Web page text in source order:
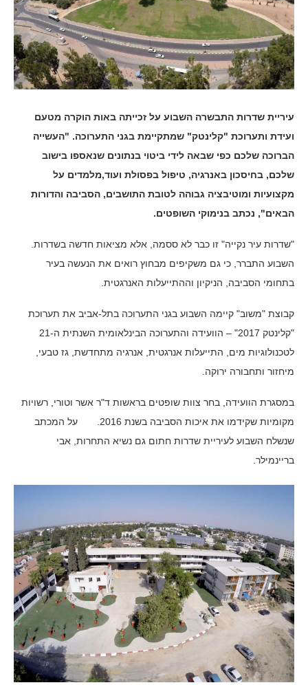
עיריית שדרות התבשרה השבוע על זכייתה באות הוקרה מטעם
ועידת ותערוכת "קלינטק" שמתקיימת בגני התערוכה. "העשייה
הברוכה שלכם כפי שבאה לידי ביטוי בנתונים שנאספו בישוב
שלכם, בחיסכון באנרגיה, טיפול בפסולת ועוד,מלמדים על
מקצועיות ומוטיבציה גבוהה לטובת התושבים, הסביבה והדורות
הבאים", נכתב בנימוקי השופטים.
"שדרות עיר נקייה" זו כבר לא ססמה, אלא מציאות חדשה בשדרות.
השבוע התברר, כי גם משקיפים מבחוץ רואים את הנעשה בעיר
בתחומי הסביבה, הניקיון וההתייעלות האנרגטית.
קבוצת "משוב" קיימה השבוע בגני התערוכה בתל-אביב את תערוכת
"קלינטק 2017" – הוועידה והתערוכה הבינלאומית השנתית ה-21
לטכנולוגיות מים, התייעלות אנרגטית, אנרגיה מתחדשת, גז טבעי,
מיחזור ותחבורה ירוקה.
במסגרת הוועידה, בחר צוות שופטים בראשות ד"ר אשר וטורי, רשויות
מקומיות שקידמו את איכות הסביבה בשנת 2016. על המכתב
שנשלח השבוע לעיריית שדרות חתום גם נשיא התחרות, אבי
בריינמילר.